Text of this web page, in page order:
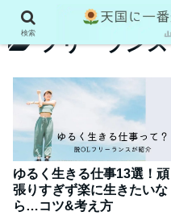
フリーランス
ゆるく生きる仕事13選！頑
張りすぎず楽に生きたいな
ら…コツ&考え方
検索